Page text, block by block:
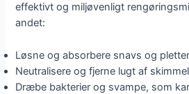
effektivt og miljøvenligt
andet:
Løsne og absorbere snavs og
Neutralisere og fjerne lugt af
Dræbe bakterier og svampe, som